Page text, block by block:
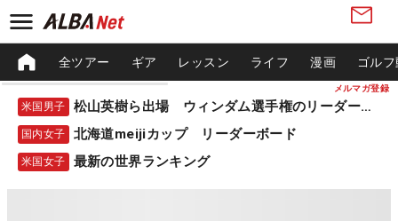
メルマガ登録
全ツアー ギア レッスン ライフ 漫画 ゴル
米国男子 松山英樹ら出場 ウィンダム選手権のリーダーボード
国内女子 北海道meijiカップ リーダーボード
米国女子 最新の世界ランキング